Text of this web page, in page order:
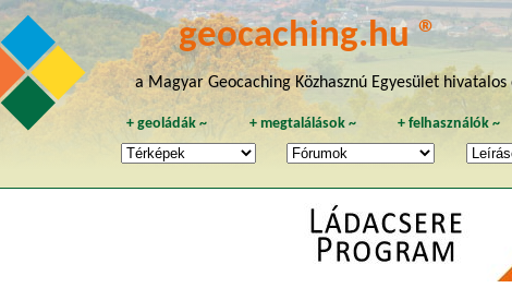
geocaching.hu ®
a Magyar Geocaching Közhasznú Egyesület hivatalos
+geoládák ~ + megtalálások~ +felhasználók ~